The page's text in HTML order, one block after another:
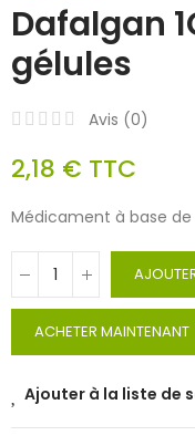
Dafalgan
gélules
Avis (0)
2,18 € TTC
Médicament à base
ACHETER MAINTENANT
Ajouter à la liste de